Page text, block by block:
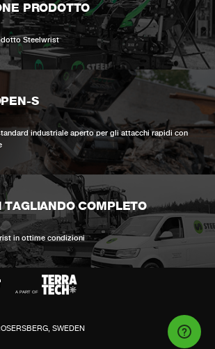
PRODOTTO
Steelwrist
S
industriale aperto per gli attacchi rapidi con
TAGLIANDO COMPLETO
in ottime condizioni
SWEDEN